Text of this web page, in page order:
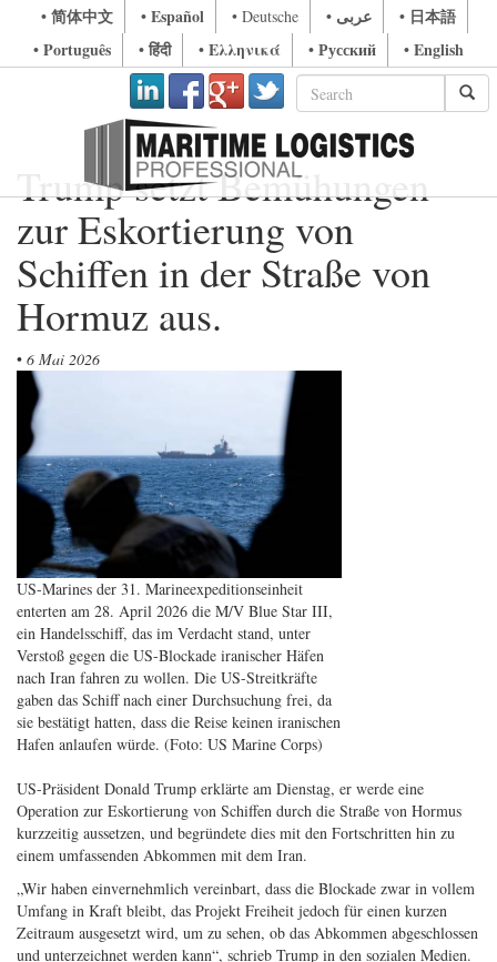
• 简体中文 • Español • Deutsche • عربى
• 日本語
• Português
• हिंदी • Ελληνικά • Русский • English
Trump setzt Bemühungen
zur Eskortierung von
Schiffen in der Straße von
Hormuz aus.
• 6 Mai 2026
US-Marines der 31. Marineexpeditionseinheit
enterten am 28. April 2026 die M/V Blue Star III,
ein Handelsschiff, das im Verdacht stand, unter
Verstoß gegen die US-Blockade iranischer Häfen
nach Iran fahren zu wollen. Die US-Streitkräfte
gaben das Schiff nach einer Durchsuchung frei, da
sie bestätigt hatten, dass die Reise keinen iranischen
Hafen anlaufen würde. (Foto: US Marine Corps)
US-Präsident Donald Trump erklärte am Dienstag, er werde eine
Operation zur Eskortierung von Schiffen durch die Straße von Hormus
kurzzeitig aussetzen, und begründete dies mit den Fortschritten hin zu
einem umfassenden Abkommen mit dem Iran.
„Wir haben einvernehmlich vereinbart, dass die Blockade zwar in vollem
Umfang in Kraft bleibt, das Projekt Freiheit jedoch für einen kurzen
Zeitraum ausgesetzt wird, um zu sehen, ob das Abkommen abgeschlossen
und unterzeichnet werden kann“, schrieb Trump in den sozialen Medien.